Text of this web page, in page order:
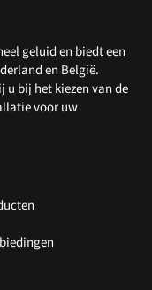
geluid en biedt een
en België.
u bij het kiezen van de
voor uw